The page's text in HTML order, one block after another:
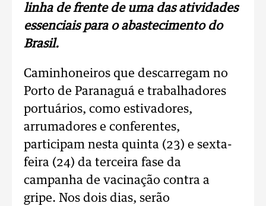
linha de frente de uma das atividades
essenciais para o abastecimento do
Brasil.
Caminhoneiros que descarregam no
Porto de Paranaguá e trabalhadores
portuários, como estivadores,
arrumadores e conferentes,
participam nesta quinta (23) e sexta-
feira (24) da terceira fase da
campanha de vacinação contra a
gripe. Nos dois dias, serão